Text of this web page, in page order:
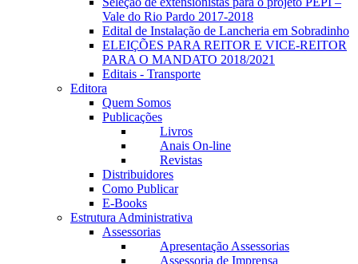
Vale do Rio Pardo 2017-2018
Edital de Instalação de Lancheria em Sobradinho
ELEIÇÕES PARA REITOR E VICE-REITOR
PARA O MANDATO 2018/2021
Editais - Transporte
Editora
Quem Somos
Publicações
Livros
Anais On-line
Revistas
Distribuidores
Como Publicar
E-Books
Estrutura Administrativa
Assessorias
Apresentação Assessorias
Assessoria de Imprensa